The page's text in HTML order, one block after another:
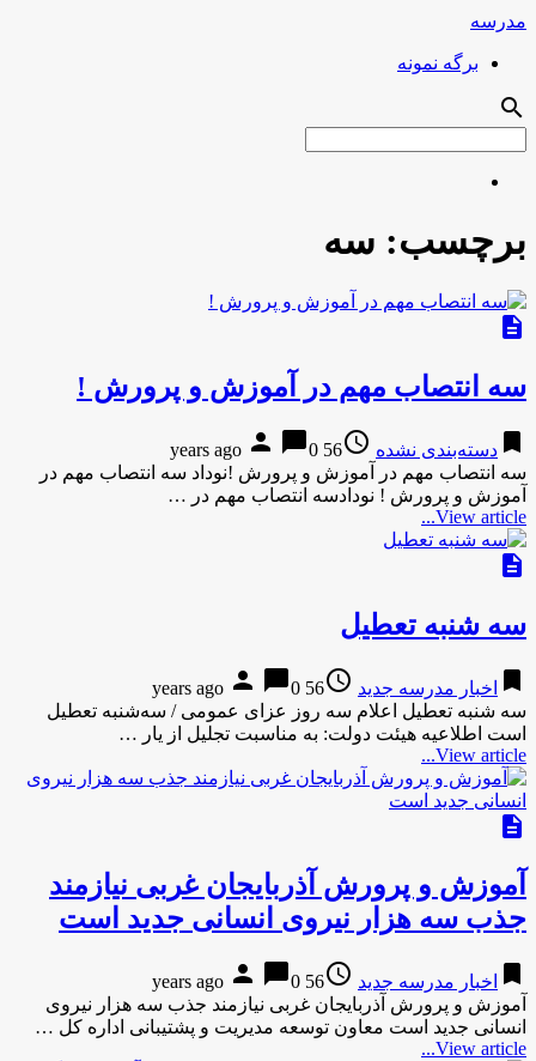
مدرسه
برگه نمونه
search
برچسب: سه
description
سه انتصاب مهم در آموزش و پرورش !
bookmark دسته‌بندی نشده access_time
56 years ago
person chat_bubble0
سه انتصاب مهم در آموزش و پرورش !نوداد سه انتصاب مهم در
آموزش و پرورش ! نودادسه انتصاب مهم در …
View article...
description
سه شنبه تعطیل
bookmark اخبار مدرسه جدید access_time
56 years ago
person chat_bubble0
سه شنبه تعطیل اعلام سه روز عزای عمومی / سه‌شنبه تعطیل
است اطلاعیه هیئت دولت: به مناسبت تجلیل از یار …
View article...
description
آموزش و پرورش آذربایجان غربی نیازمند
جذب سه هزار نیروی انسانی جدید است
bookmark اخبار مدرسه جدید access_time
56 years ago
person chat_bubble0
آموزش و پرورش آذربایجان غربی نیازمند جذب سه هزار نیروی
انسانی جدید است معاون توسعه مدیریت و پشتیبانی اداره کل …
View article...